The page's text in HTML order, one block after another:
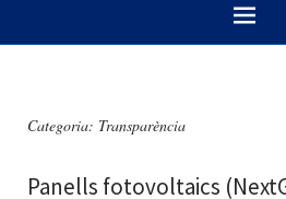
Categoria: Transparència
Panells fotovoltaics